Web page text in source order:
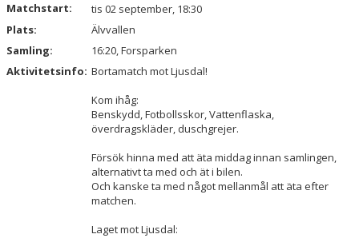
Matchstart:
tis 02 september, 18:30
Plats:
Älvvallen
Samling:
16:20, Forsparken
Aktivitetsinfo: Bortamatch mot Ljusdal!
Kom ihåg:
Benskydd, Fotbollsskor, Vattenflaska,
överdragskläder, duschgrejer.
Försök hinna med att äta middag innan samlingen,
alternativt ta med och ät i bilen.
Och kanske ta med något mellanmål att äta efter
matchen.
Laget mot Ljusdal: